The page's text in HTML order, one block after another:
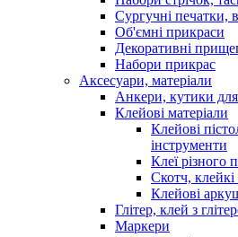
Сургучні печатки,
Об'ємні прикраси
Декоративні
Набори прикрас
Аксесуари, матеріали
Анкери, кутики
Клейові матеріали
Клейові
інструменти
Клеї різного
Скотч, клейкі
Клейові
Глітер, клей з
Маркери